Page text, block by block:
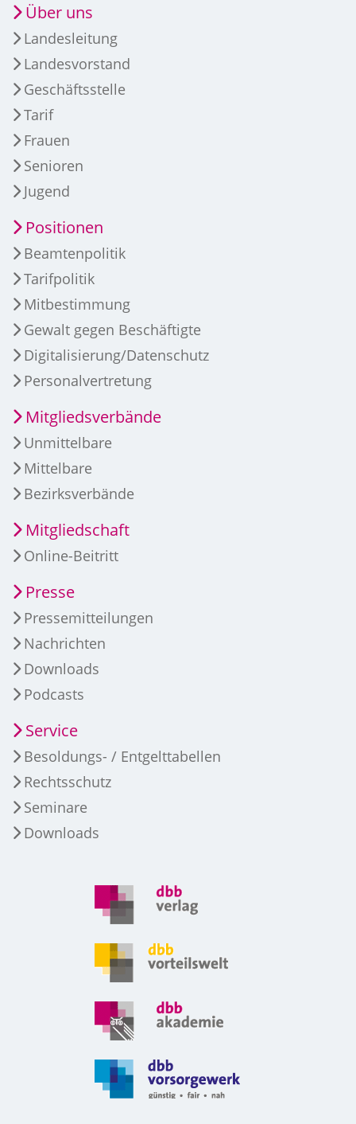
Über uns
Landesleitung
Landesvorstand
Geschäftsstelle
Tarif
Frauen
Senioren
Jugend
Positionen
Beamtenpolitik
Tarifpolitik
Mitbestimmung
Gewalt gegen Beschäftigte
Digitalisierung/Datenschutz
Personalvertretung
Mitgliedsverbände
Unmittelbare
Mittelbare
Bezirksverbände
Mitgliedschaft
Online-Beitritt
Presse
Pressemitteilungen
Nachrichten
Downloads
Podcasts
Service
Besoldungs- / Entgelttabellen
Rechtsschutz
Seminare
Downloads